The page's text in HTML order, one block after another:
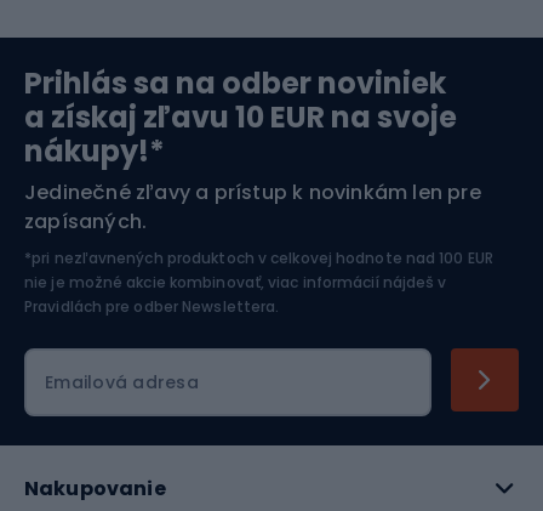
Orientačný beh
Lyžovanie
Športová elektronika
Jazdectvo
Prihlás sa na odber noviniek
a získaj zľavu 10 EUR na svoje
nákupy!*
Jedinečné zľavy a prístup k novinkám len pre
zapísaných.
*pri nezľavnených produktoch v celkovej hodnote nad 100 EUR
nie je možné akcie kombinovať, viac informácií nájdeš v
Pravidlách pre odber Newslettera.
Emailová adresa
Nakupovanie